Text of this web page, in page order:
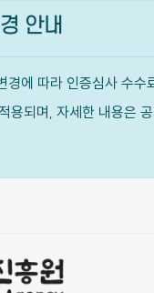
안내
에 따라 인증심사 수수
되며, 자세한 내용은